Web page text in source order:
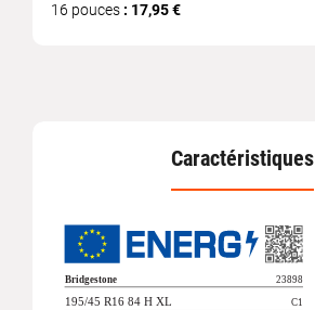
16 pouces : 17,95 €
Caractéristiques